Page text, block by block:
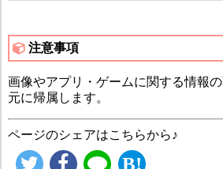
注意事項
画像やアプリ・ゲームに関する情報
元に帰属します。
ページのシェアはこちらから♪